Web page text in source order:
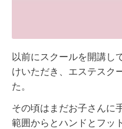
以前にスクールを開講し
けいただき、エステスク
た。
その頃はまだお子さんに
範囲からとハンドとフッ